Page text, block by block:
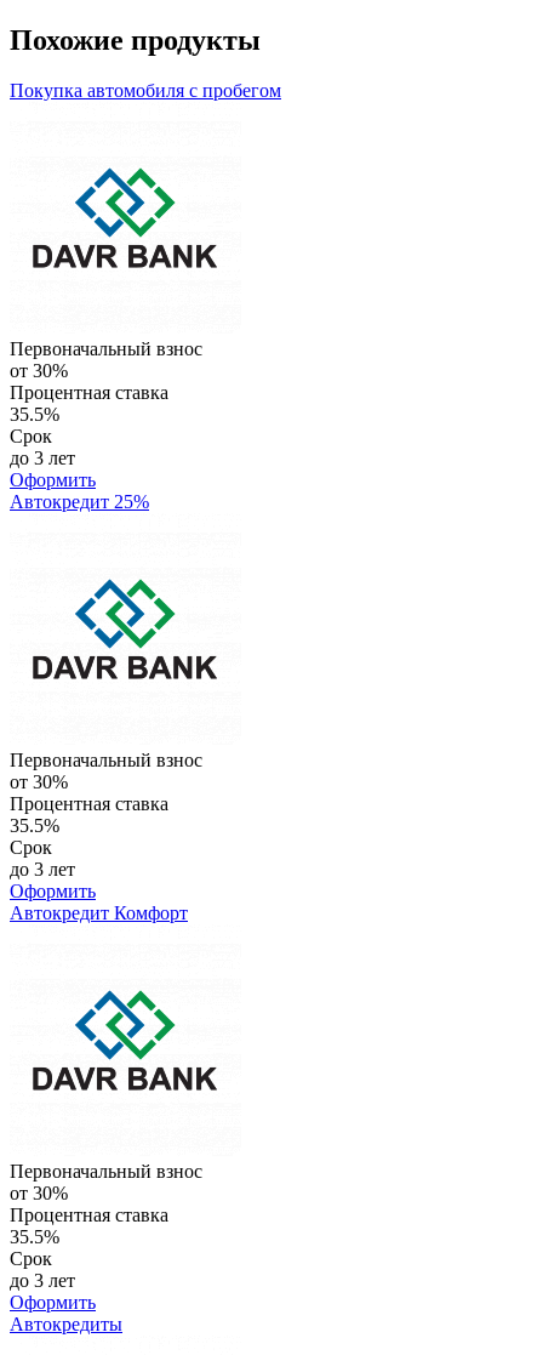
Похожие продукты
Покупка автомобиля с пробегом
Первоначальный взнос
от 30%
Процентная ставка
35.5%
Срок
до 3 лет
Оформить
Автокредит 25%
Первоначальный взнос
от 30%
Процентная ставка
35.5%
Срок
до 3 лет
Оформить
Автокредит Комфорт
Первоначальный взнос
от 30%
Процентная ставка
35.5%
Срок
до 3 лет
Оформить
Автокредиты